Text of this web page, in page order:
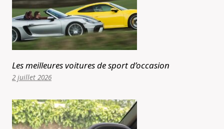
Les meilleures voitures de sport d’occasion
2 juillet 2026